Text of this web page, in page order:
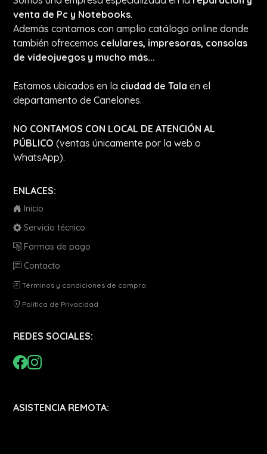
venta de Pc y Notebooks.
Además contamos con amplio catálogo online donde
también ofrecemos celulares, impresoras, consolas
de videojuegos y mucho más...
Estamos ubicados en la ciudad de Tala en el
departamento de Canelones.
NO CONTAMOS CON LOCAL DE ATENCIÓN AL
PÚBLICO (ventas únicamente por la web o
WhatsApp).
ENLACES:
Inicio
Servicio técnico
Formas de pago
Contacto
Términos y condiciones de compra
Política de Privacidad
REDES SOCIALES:
ASISTENCIA REMOTA: